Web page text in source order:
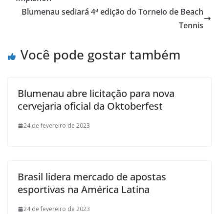
Blumenau sediará 4ª edição do Torneio de Beach
Tennis
Você pode gostar também
Blumenau abre licitação para nova
cervejaria oficial da Oktoberfest
24 de fevereiro de 2023
Brasil lidera mercado de apostas
esportivas na América Latina
24 de fevereiro de 2023